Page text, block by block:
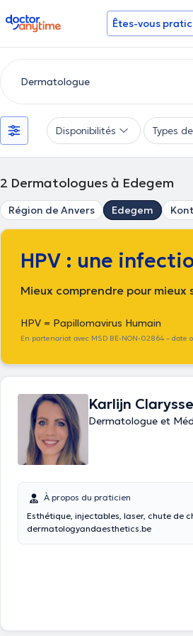
doctoranytime Êtes-vous
Disponibilités Types
2 Dermatologues à Edegem
Région de Anvers Edegem
HPV : une
Mieux comprendre pour mieux
HPV = Papillomavirus Humain
En partenariat avec MSD BE-NON-02864 –
Karlijn Clarysse
Dermatologue et
À propos du praticien
Esthétique, injectables, laser, chute de cheveux & PRP
dermatologyandaesthetics.be